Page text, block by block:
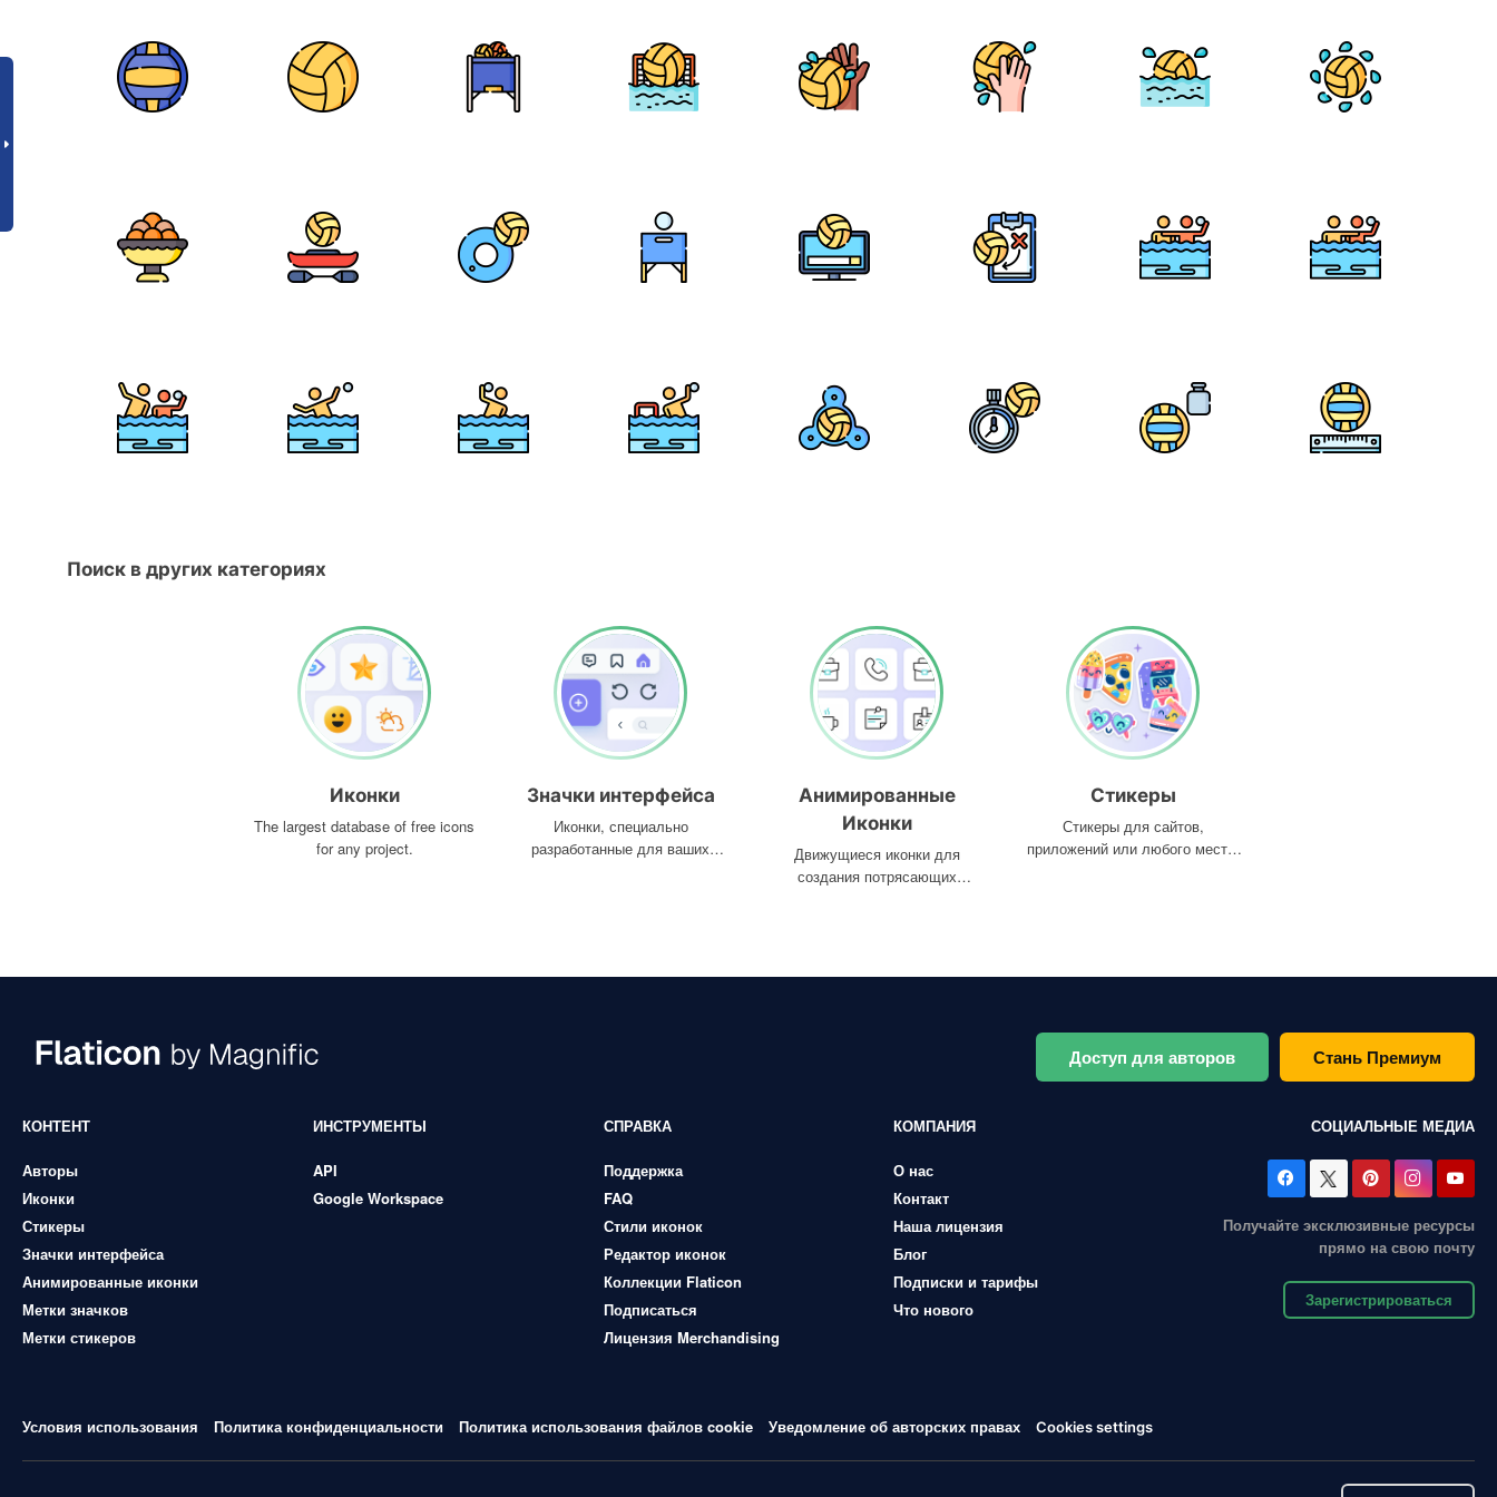
Поиск в других категориях
Иконки
The largest database of free icons
for any project.
Значки интерфейса
Иконки, специально
разработанные для ваших
Анимированные
Иконки
Движущиеся иконки для
создания потрясающих
Стикеры
Стикеры для сайтов,
приложений или любого места,
Доступ для авторов Стань Премиум
КОНТЕНТ
Авторы
Иконки
Стикеры
Значки интерфейса
Анимированные иконки
Метки значков
Метки стикеров
ИНСТРУМЕНТЫ
API
Google Workspace
СПРАВКА
Поддержка
FAQ
Стили иконок
Редактор иконок
Коллекции Flaticon
Подписаться
Лицензия Merchandising
КОМПАНИЯ
О нас
Контакт
Наша лицензия
Блог
Подписки и тарифы
Что нового
СОЦИАЛЬНЫЕ МЕДИА
Получайте эксклюзивные ресурсы
прямо на свою почту
Зарегистрироваться
Условия использования Политика конфиденциальности Политика использования файлов cookie Уведомление об авторских правах Cookies settings